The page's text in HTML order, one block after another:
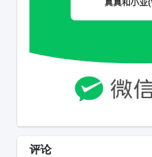
评论